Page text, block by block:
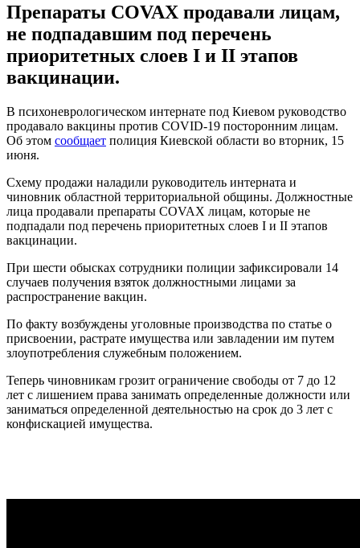
Препараты COVAX продавали лицам,
не подпадавшим под перечень
приоритетных слоев I и II этапов
вакцинации.
В психоневрологическом интернате под Киевом руководство
продавало вакцины против COVID-19 посторонним лицам.
Об этом сообщает полиция Киевской области во вторник, 15
июня.
Схему продажи наладили руководитель интерната и
чиновник областной территориальной общины. Должностные
лица продавали препараты COVAX лицам, которые не
подпадали под перечень приоритетных слоев I и II этапов
вакцинации.
При шести обысках сотрудники полиции зафиксировали 14
случаев получения взяток должностными лицами за
распространение вакцин.
По факту возбуждены уголовные производства по статье о
присвоении, растрате имущества или завладении им путем
злоупотребления служебным положением.
Теперь чиновникам грозит ограничение свободы от 7 до 12
лет с лишением права занимать определенные должности или
заниматься определенной деятельностью на срок до 3 лет с
конфискацией имущества.